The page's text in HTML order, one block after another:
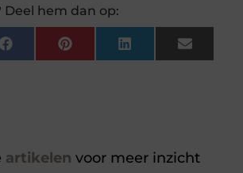
Deel hem dan op:
FacebookPinterest LinkedIn Email
artikelen voor meer inzicht